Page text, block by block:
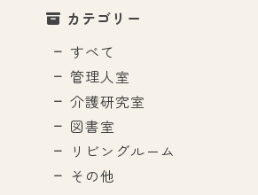
カテゴリー
すべて
管理人室
介護研究室
図書室
リビングルーム
その他